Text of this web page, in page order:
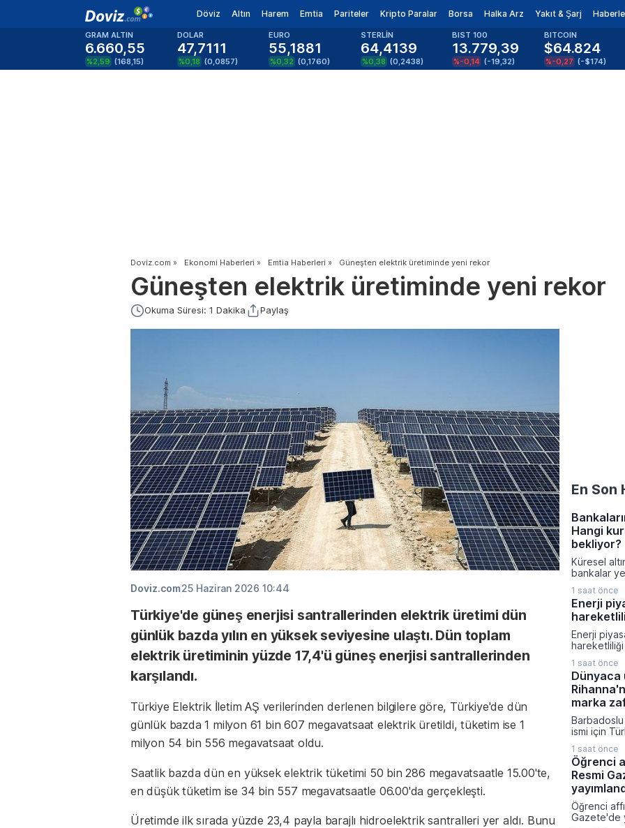
Döviz Altın Harem Emtia Pariteler Kripto Paralar Borsa Halka Arz Yakıt & Şarj
GRAM ALTIN
6.660,55
%2,59 (168,15)
DOLAR
47,7111
%0,18 (0,0857)
EURO
55,1881
%0,32 (0,1760)
STERLİN
64,4139
%0,38 (0,2438)
BIST 100
13.779,39
%-0,14 (-19,32)
BITCOIN
$64.824
%-0,27 (-$174)
Doviz.com » Ekonomi Haberleri » Emtia Haberleri » Güneşten elektrik üretiminde yeni rekor
Güneşten elektrik üretiminde yeni rekor
Okuma Süresi: 1 Dakika Paylaş
Doviz.com25 Haziran 2026 10:44
Türkiye'de güneş enerjisi santrallerinden elektrik üretimi dün
günlük bazda yılın en yüksek seviyesine ulaştı. Dün toplam
elektrik üretiminin yüzde 17,4'ü güneş enerjisi santrallerinden
karşılandı.
Türkiye Elektrik İletim AŞ verilerinden derlenen bilgilere göre, Türkiye'de dün
günlük bazda 1 milyon 61 bin 607 megavatsaat elektrik üretildi, tüketim ise 1
milyon 54 bin 556 megavatsaat oldu.
Saatlik bazda dün en yüksek elektrik tüketimi 50 bin 286 megavatsaatle 15.00'te,
en düşük tüketim ise 34 bin 557 megavatsaatle 06.00'da gerçekleşti.
Üretimde ilk sırada yüzde 23,4 payla barajlı hidroelektrik santralleri yer aldı. Bunu
En Son
Hangi
bekliyor?
Küresel
bankalar
dolara
bekleniyor.
güçlü
liman talebi
revize
orta ve
seviyeleri
ediyor.
1 saat önce
Enerji
Enerji
hareketliliği
Enerji
kurumu
şirkete
yetkileri
1 saat önce
Dünyaca
marka
Barbadoslu
ismi için
Mahkeme
adıyla
farklılığı
tescilini
etti.
1 saat önce
Öğrenci
Resmi
Öğrenci
Gazete'de